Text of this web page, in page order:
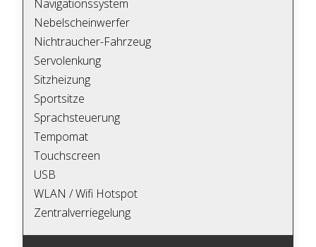
Navigationssystem
Nebelscheinwerfer
Nichtraucher-Fahrzeug
Servolenkung
Sitzheizung
Sportsitze
Sprachsteuerung
Tempomat
Touchscreen
USB
WLAN / Wifi Hotspot
Zentralverriegelung